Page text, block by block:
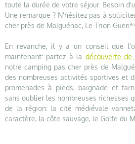
toute la durée de votre séjour. Besoin
Une remarque ? N'hésitez pas à
cher près de Malguénac, Le Trion
En revanche, il y a un conseil que
maintenant: partez à la découverte
notre camping pas cher près de
des nombreuses activités sportives et
promenades à pieds, baignade et
sans oublier les nombreuses richesses
de la région: la cité médiévale
caractère, la côte sauvage, le Golfe du